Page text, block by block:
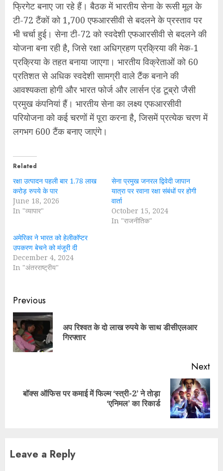
फ्रिगेट बनाए जा रहे हैं। बैठक में भारतीय सेना के रूसी मूल के
टी-72 टैंकों को 1,700 एफआरसीवी से बदलने के प्रस्ताव पर
भी चर्चा हुई। सेना टी-72 को स्वदेशी एफआरसीवी से बदलने की
योजना बना रही है, जिसे रक्षा अधिग्रहण प्रक्रिया की मेक-1
प्रक्रिया के तहत बनाया जाएगा। भारतीय विक्रेताओं को 60
प्रतिशत से अधिक स्वदेशी सामग्री वाले टैंक बनाने की
आवश्यकता होगी और भारत फोर्ज और लार्सन एंड टूब्रो जैसी
प्रमुख कंपनियां हैं। भारतीय सेना का लक्ष्य एफआरसीवी
परियोजना को कई चरणों में पूरा करना है, जिसमें प्रत्येक चरण में
लगभग 600 टैंक बनाए जाएंगे।
Related
रक्षा उत्पादन पहली बार 1.78 लाख
करोड़ रुपये के पार
June 18, 2026
In "व्यापार"
सेना प्रमुख जनरल द्विवेदी जापान
यात्रा पर रवाना रक्षा संबंधों पर होगी
वार्ता
October 15, 2024
In "राजनीतिक"
अमेरिका ने भारत को हेलीकॉप्टर
उपकरण बेचने को मंजूरी दी
December 4, 2024
In "अंतरराष्ट्रीय"
Continue
Reading
Previous
अप रिश्वत के दो लाख रुपये के साथ डीसीएलआर
गिरफ्तार
Next
Next
बॉक्स ऑफिस पर कमाई में फिल्म ‘स्त्री-2’ ने ताेड़ा
‘एनिमल’ का रिकार्ड
Leave a Reply